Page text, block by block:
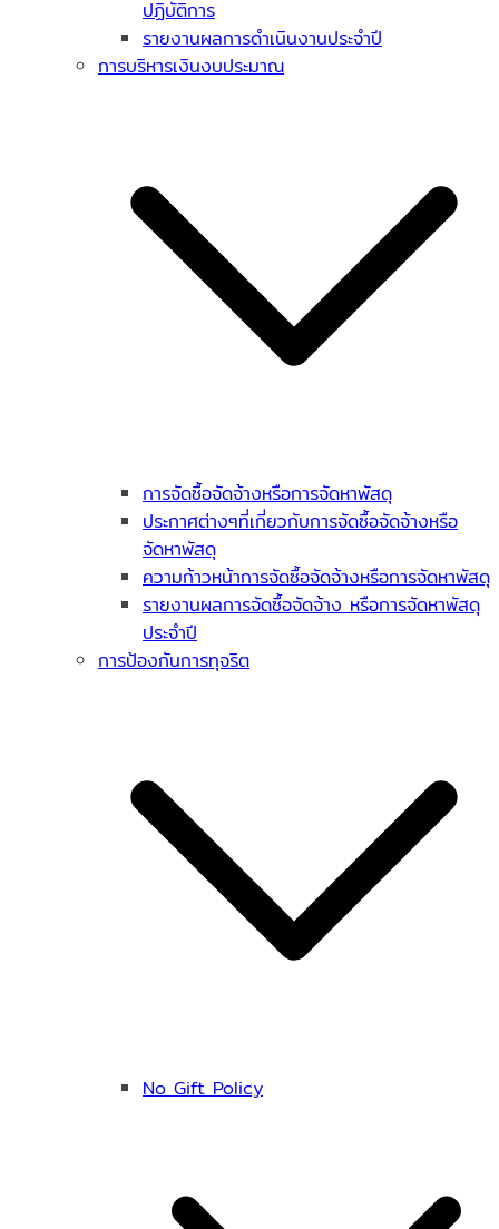
ปฏิบัติการ
รายงานผลการดำเนินงานประจำปี
การบริหารเงินงบประมาณ
การจัดซื้อจัดจ้างหรือการจัดหาพัสดุ
ประกาศต่างๆที่เกี่ยวกับการจัดซื้อจัดจ้างหรือ
จัดหาพัสดุ
ความก้าวหน้าการจัดซื้อจัดจ้างหรือการจัดหาพัสดุ
รายงานผลการจัดซื้อจัดจ้าง หรือการจัดหาพัสดุ
ประจำปี
การป้องกันการทุจริต
No Gift Policy